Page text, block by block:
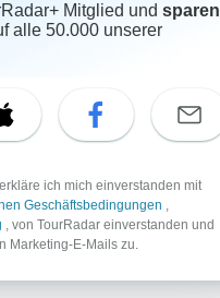
Jetzt mitmachen!
Mitglied und sparen
alle 50.000 unserer
ich mich einverstanden mit
Geschäftsbedingungen ,
, von TourRadar einverstanden und
Marketing-E-Mails zu.